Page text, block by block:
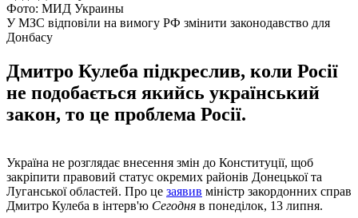
Фото: МИД Украины
У МЗС відповіли на вимогу РФ змінити законодавство для
Донбасу
Дмитро Кулеба підкреслив, коли Росії
не подобається якийсь український
закон, то це проблема Росії.
Україна не розглядає внесення змін до Конституції, щоб
закріпити правовий статус окремих районів Донецької та
Луганської областей. Про це заявив міністр закордонних справ
Дмитро Кулеба в інтерв'ю Сегодня в понеділок, 13 липня.